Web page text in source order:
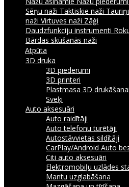
Sēņu naži Taktiskie naži
naži Virtuves naži Zāģi
Daudzfunkciju instrumenti
Bārdas skūšanās naži
Atpūta
3D druka
3D piederumi
3D printeri
Plastmasa 3D drukāšanai
Sveķi
Auto aksesuāri
Auto raidītāji
Auto telefonu turētāji
Autostāvvietas sildītāji
CarPlay/Android Auto
Citi auto aksesuāri
Elektromobiļu uzlādes
Mantu uzglabāšana